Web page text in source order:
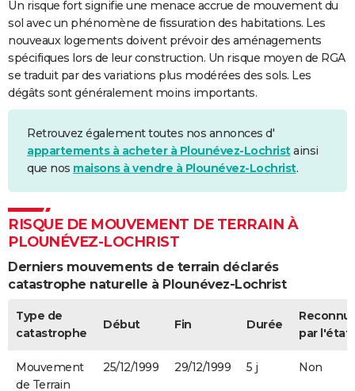
Un risque fort signifie une menace accrue de mouvement du
sol avec un phénomène de fissuration des habitations. Les
nouveaux logements doivent prévoir des aménagements
spécifiques lors de leur construction. Un risque moyen de RGA
se traduit par des variations plus modérées des sols. Les
dégâts sont généralement moins importants.
Retrouvez également toutes nos annonces d'
appartements à acheter à Plounévez-Lochristainsi
que nos maisons à vendre à Plounévez-Lochrist.
RISQUE DE MOUVEMENT DE TERRAIN À
PLOUNÉVEZ-LOCHRIST
Derniers mouvements de terrain déclarés
catastrophe naturelle à Plounévez-Lochrist
Type de
catastrophe
Début Fin Durée
par l'état
Mouvement
de Terrain
25/12/1999 29/12/1999 5 j Non